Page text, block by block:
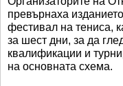
превърнаха
фестивал на тениса,
за шест дни, за да
квалификации и
на основната схема.